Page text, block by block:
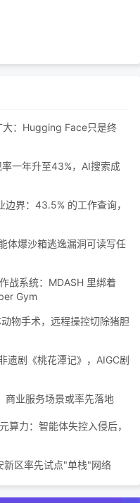
大：Hugging Face只是终
一年升至43%，AI搜索成
界：43.5% 的工作查询，
体爆沙箱逃逸漏洞可读写任
战系统：MDASH 里绑着
Gym
物手术，远程操控切除猪胆
遗剧《桃花潭记》，AIGC剧
商业服务场景或率先落地
算力：智能体失控入侵后，
新区率先试点"单栈"网络